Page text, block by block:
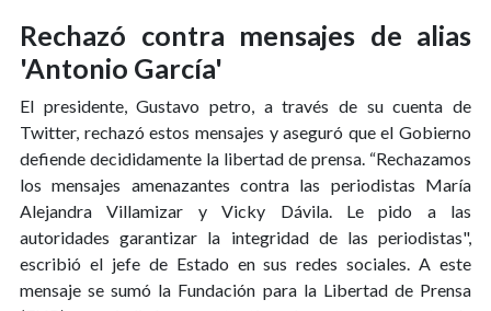
Rechazó contra mensajes de alias
'Antonio García'
El presidente, Gustavo petro, a través de su cuenta de
Twitter, rechazó estos mensajes y aseguró que el Gobierno
defiende decididamente la libertad de prensa. “Rechazamos
los mensajes amenazantes contra las periodistas María
Alejandra Villamizar y Vicky Dávila. Le pido a las
autoridades garantizar la integridad de las periodistas",
escribió el jefe de Estado en sus redes sociales. A este
mensaje se sumó la Fundación para la Libertad de Prensa